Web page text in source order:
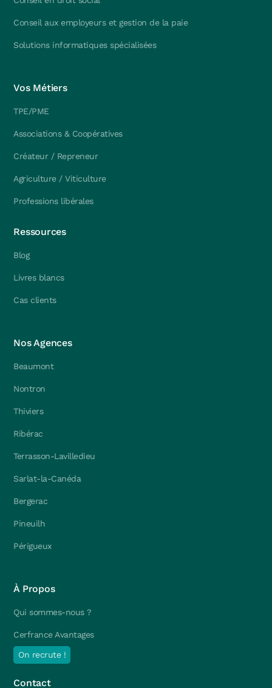
Conseil aux employeurs et gestion de la paie
Solutions informatiques spécialisées
Vos Métiers
TPE/PME
Associations & Coopératives
Créateur / Repreneur
Agriculture / Viticulture
Professions libérales
Ressources
Blog
Livres blancs
Cas clients
Nos Agences
Beaumont
Nontron
Thiviers
Ribérac
Terrasson-Lavilledieu
Sarlat-la-Canéda
Bergerac
Pineuilh
Périgueux
À Propos
Qui sommes-nous ?
Cerfrance Avantages
On recrute !
Contact